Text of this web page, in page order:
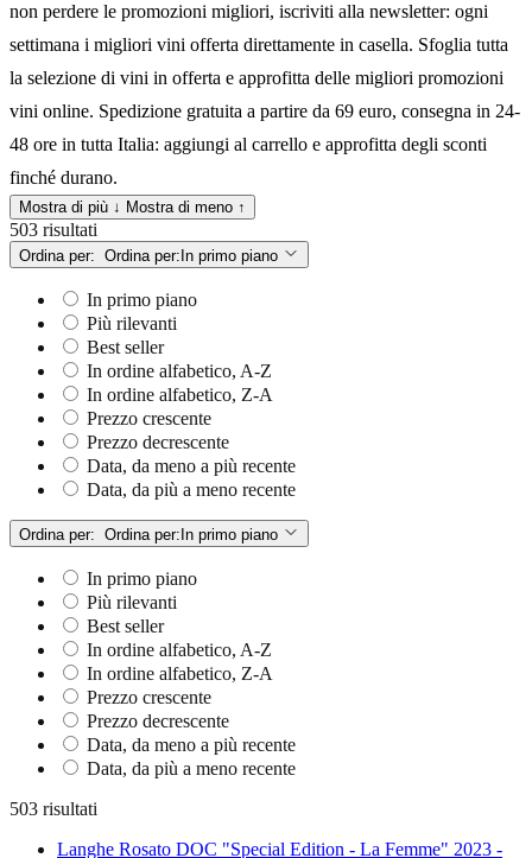
non perdere le promozioni migliori, iscriviti alla newsletter: ogni
settimana i migliori vini offerta direttamente in casella. Sfoglia tutta
la selezione di vini in offerta e approfitta delle migliori promozioni
vini online. Spedizione gratuita a partire da 69 euro, consegna in 24-
48 ore in tutta Italia: aggiungi al carrello e approfitta degli sconti
finché durano.
Mostra di più ↓ Mostra di meno ↑
503 risultati
Ordina per: Ordina per: In primo piano
In primo piano
Più rilevanti
Best seller
In ordine alfabetico, A-Z
In ordine alfabetico, Z-A
Prezzo crescente
Prezzo decrescente
Data, da meno a più recente
Data, da più a meno recente
Ordina per: Ordina per: In primo piano
In primo piano
Più rilevanti
Best seller
In ordine alfabetico, A-Z
In ordine alfabetico, Z-A
Prezzo crescente
Prezzo decrescente
Data, da meno a più recente
Data, da più a meno recente
503 risultati
Langhe Rosato DOC "Special Edition - La Femme" 2023 -